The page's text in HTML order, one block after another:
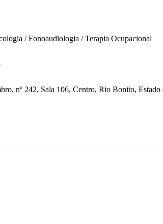
/ Fonoaudiologia / Terapia Ocupacional
nº 242, Sala 106, Centro, Rio Bonito,